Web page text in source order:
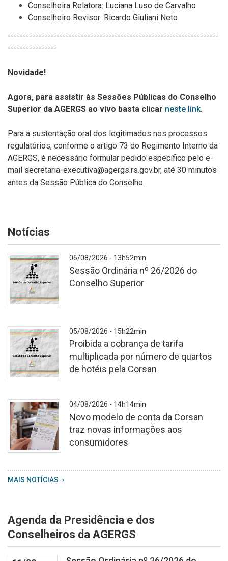
Conselheira Relatora: Luciana Luso de Carvalho
Conselheiro Revisor: Ricardo Giuliani Neto
---------------------------------------------------------------------
----------------
Novidade!
Agora, para assistir às Sessões Públicas do Conselho
Superior da AGERGS ao vivo basta clicar neste link.
Para a sustentação oral dos legitimados nos processos
regulatórios, conforme o artigo 73 do Regimento Interno da
AGERGS, é necessário formular pedido específico pelo e-
mail secretaria-executiva@agergs.rs.gov.br, até 30 minutos
antes da Sessão Pública do Conselho.
Notícias
A
06/08/2026 - 13h52min
Sessão Ordinária nº 26/2026 do
Conselho Superior
Cópia
de
Consultas
e
Audiência
05/08/2026 - 15h22min
Proibida a cobrança de tarifa
multiplicada por número de quartos
de hotéis pela Corsan
WhatsApp
Image
04
at
13
59
04/08/2026 - 14h14min
Novo modelo de conta da Corsan
traz novas informações aos
consumidores
MAIS NOTÍCIAS
Agenda da Presidência e dos
Conselheiros da AGERGS